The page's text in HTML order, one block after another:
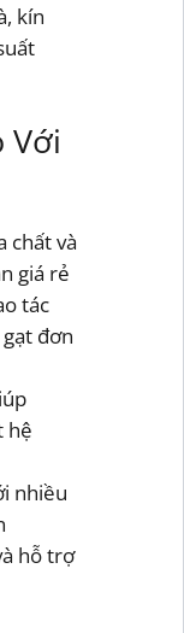
kín
Với
chất và
giá rẻ
tác
đơn
hệ
nhiều
hỗ trợ